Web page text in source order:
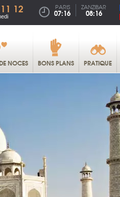
12 PARIS
07:16
ZANZIBAR
08:16
NOCES BONS PLANS PRATIQUE